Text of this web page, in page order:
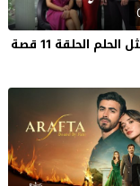
مسلسل مثل الحلم الحلقة 11 قصة